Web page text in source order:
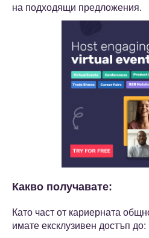
на подходящи предложения.
Какво получавате:
Като част от кариерната
имате ексклузивен достъп до: